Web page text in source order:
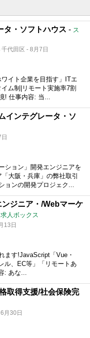
タ・ソフトハウス - ス
代田区 - 8月7日
イト企業を目指す」ITエ
ム制|リモート実施率7割
! 仕事内容: 当...
インテグレータ・ソ
ション」開発エンジニアを
大阪・兵庫」の弊社取引
ョンの開発プロジェク...
ジニア・/Webマーケ
人ボックス
13日
ます!JavaScript「Vue・
ル、EC等」「リモートあ
: あな...
取得支援/社会保険完
月30日